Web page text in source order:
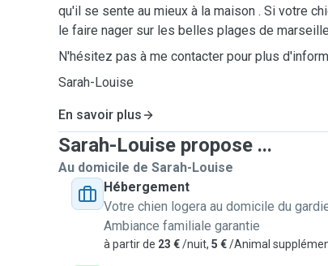
qu'il se sente au mieux à la maison . Si votre
le faire nager sur les belles plages de
N'hésitez pas à me contacter pour plus
Sarah-Louise
En savoir plus
Sarah-Louise propose ...
Au domicile de Sarah-Louise
Hébergement
Votre chien logera au domicile du
Ambiance familiale garantie
à partir de 23 €/nuit, 5 €/Animal